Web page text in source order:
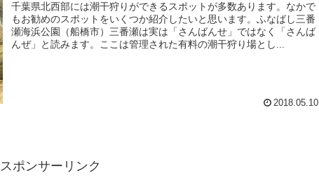
千葉県北西部には潮干狩りができるスポットが多数あります。なかで
もお勧めのスポットをいくつか紹介したいと思います。ふなばし三番
瀬海浜公園（船橋市）三番瀬は実は「さんばんせ」ではなく「さんば
んぜ」と読みます。ここは管理された有料の潮干狩り場とし...
2018.05.10
スポンサーリンク